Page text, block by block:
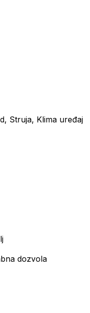
Struja, Klima uređaj
dozvola